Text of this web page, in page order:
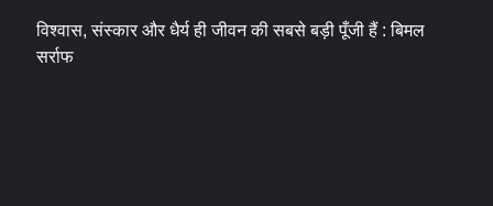
विश्वास, संस्कार और धैर्य ही जीवन की सबसे बड़ी पूँजी हैं : बिमल
सर्राफ